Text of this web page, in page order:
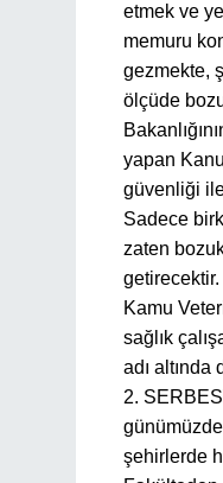
etmek ve
memuru
gezmekte,
ölçüde
yapan
güvenliği
Sadece
zaten
getirecektir.
Kamu
sağlık
adı altında
2.
şehirlerde